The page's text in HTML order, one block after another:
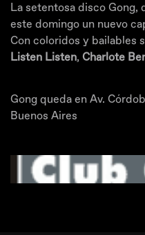
La setentosa disco Gong,
este domingo un nuevo
Con coloridos y bailables
Listen Listen, Charlote
Gong queda en Av.
Buenos Aires